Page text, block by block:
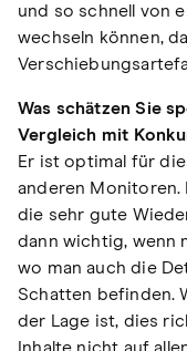
und so schnell von
wechseln können,
Was schätzen Sie
Vergleich mit
Er ist optimal für
anderen Monitoren.
die sehr gute
dann wichtig, wenn
wo man auch die
Schatten befinden.
der Lage ist, dies